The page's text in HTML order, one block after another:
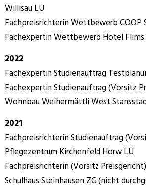
Willisau LU
Fachpreisrichterin Wettbewerb COOP
Fachexpertin Wettbewerb Hotel Flims
2022
Fachexpertin Studienauftrag
Fachexpertin Studienauftrag (Vorsitz
Wohnbau Weihermättli West
2021
Fachpreisrichterin Studienauftrag
Pflegezentrum Kirchenfeld Horw LU
Fachpreisrichterin (Vorsitz
Schulhaus Steinhausen ZG (nicht